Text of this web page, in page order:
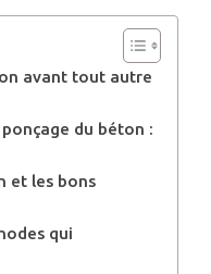
avant tout autre
du béton :
et les bons
qui